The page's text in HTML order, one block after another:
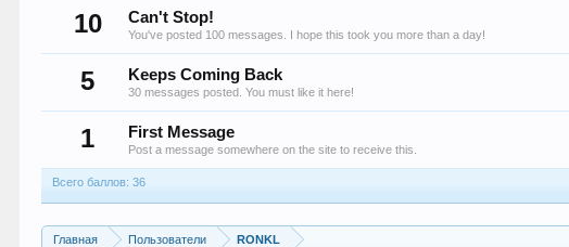
10 Can't Stop!
You've posted 100 messages. I hope this took you more than a day!
5 Keeps Coming Back
30 messages posted. You must like it here!
1 First Message
Post a message somewhere on the site to receive this.
Всего баллов: 36
Главная Пользователи RONKL